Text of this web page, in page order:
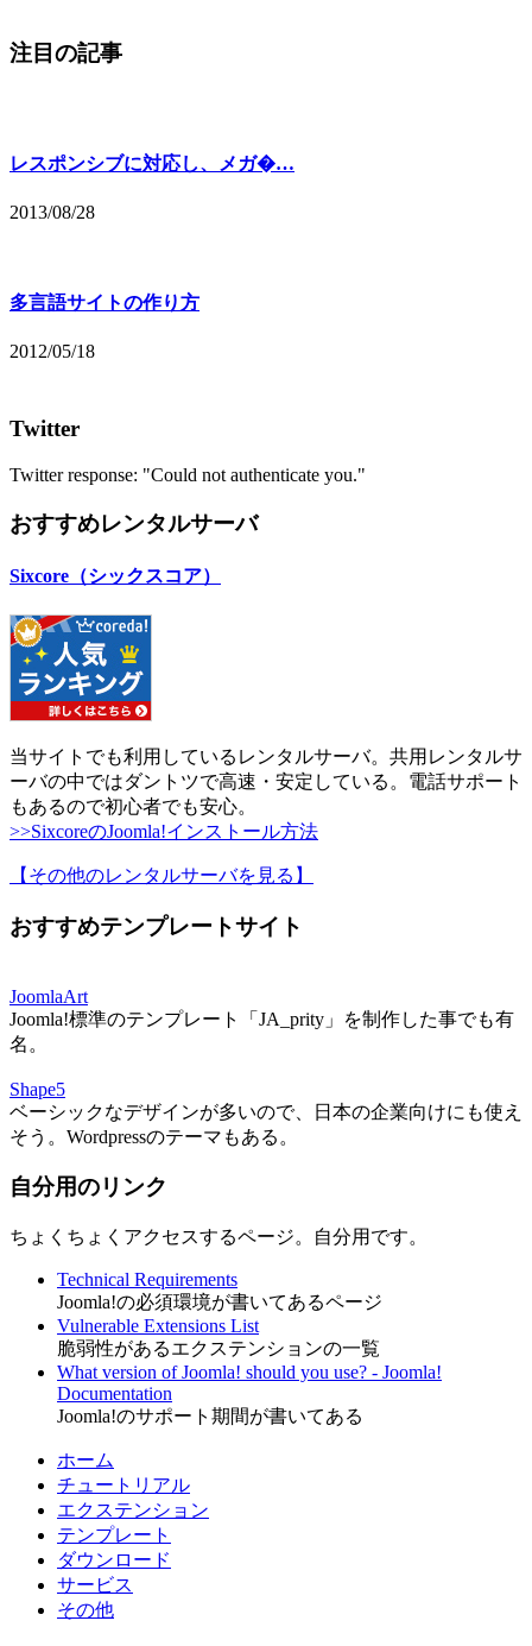
注目の記事
レスポンシブに対応し、メガ�…
2013/08/28
多言語サイトの作り方
2012/05/18
Twitter
Twitter response: "Could not authenticate you."
おすすめレンタルサーバ
Sixcore（シックスコア）
当サイトでも利用しているレンタルサーバ。共用レンタルサ
ーバの中ではダントツで高速・安定している。電話サポート
もあるので初心者でも安心。
>>SixcoreのJoomla!インストール方法
【その他のレンタルサーバを見る 】
おすすめテンプレートサイト
JoomlaArt
Joomla!標準のテンプレート「JA_prity」を制作した事でも有
名。
Shape5
ベーシックなデザインが多いので、日本の企業向けにも使え
そう。Wordpressのテーマもある。
自分用のリンク
ちょくちょくアクセスするページ。自分用です。
Technical Requirements
Joomla!の必須環境が書いてあるページ
Vulnerable Extensions List
脆弱性があるエクステンションの一覧
What version of Joomla! should you use? - Joomla!
Documentation
Joomla!のサポート期間が書いてある
ホーム
チュートリアル
エクステンション
テンプレート
ダウンロード
サービス
その他